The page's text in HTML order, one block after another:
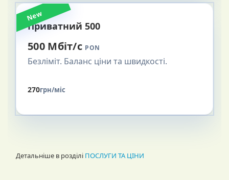
New
Приватний 500
500 Мбіт/с PON
Безліміт. Баланс ціни та швидкості.
270грн/міс
Детальніше в розділі ПОСЛУГИ ТА ЦІНИ